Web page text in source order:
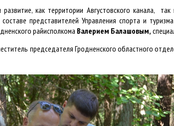
как территории Августовского канала,
представителей Управления спорта и
райисполкома Валерием Балашовым,
председателя Гродненского областного